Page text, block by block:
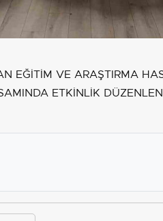
EĞİTİM VE ARAŞTIRMA
ETKİNLİK